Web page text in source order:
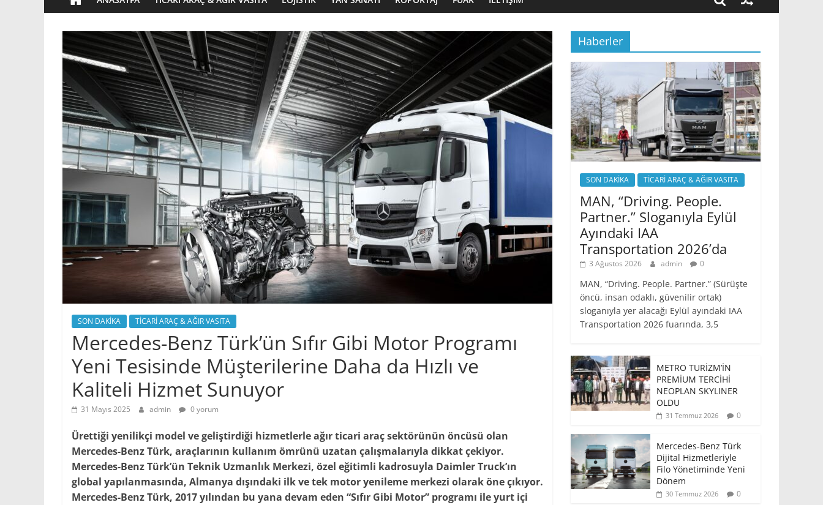
SON DAKİKA TİCARİ ARAÇ & AĞIR VASITA
Mercedes-Benz Türk’ün Sıfır Gibi Motor Programı
Yeni Tesisinde Müşterilerine Daha da Hızlı ve
Kaliteli Hizmet Sunuyor
31 Mayıs 2025 admin 0 yorum
Ürettiği yenilikçi model ve geliştirdiği hizmetlerle ağır ticari araç sektörünün öncüsü olan
Mercedes-Benz Türk, araçlarının kullanım ömrünü uzatan çalışmalarıyla dikkat çekiyor.
Mercedes-Benz Türk’ün Teknik Uzmanlık Merkezi, özel eğitimli kadrosuyla Daimler Truck’ın
global yapılanmasında, Almanya dışındaki ilk ve tek motor yenileme merkezi olarak öne çıkıyor.
Mercedes-Benz Türk, 2017 yılından bu yana devam eden “Sıfır Gibi Motor” programı ile yurt içi
Haberler
SON DAKİKA TİCARİ ARAÇ & AĞIR VASITA
MAN, “Driving. People.
Partner.” Sloganıyla Eylül
Ayındaki IAA
Transportation 2026’da
3 Ağustos 2026 admin 0
MAN, “Driving. People. Partner.” (Sürüşte
öncü, insan odaklı, güvenilir ortak)
sloganıyla yer alacağı Eylül ayındaki IAA
Transportation 2026 fuarında, 3,5
METRO TURİZM’İN
PREMİUM TERCİHİ
NEOPLAN SKYLINER
OLDU
31 Temmuz 2026 0
Mercedes-Benz Türk
Dijital Hizmetleriyle
Filo Yönetiminde Yeni
Dönem
30 Temmuz 2026 0